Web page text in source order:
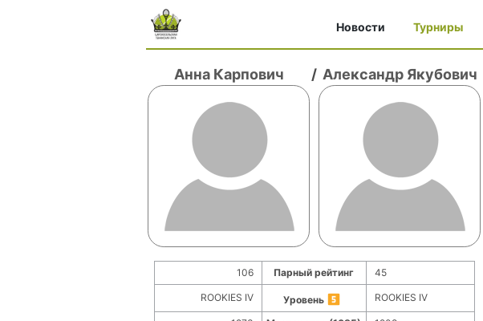
Новости Турниры
Анна Карпович / Александр Якубович
106 Парный рейтинг 45
ROOKIES IV Уровень ROOKIES IV